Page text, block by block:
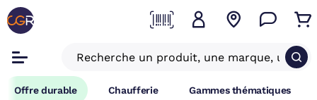
Offre durable Chaufferie Gammes thématiques